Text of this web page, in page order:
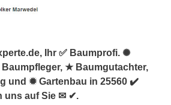
Ihr ✅ Baumprofi. ✺
Baumpfleger, ★ Baumgutachter,
und ✹ Gartenbau in 25560 ✔️
uns auf Sie ✉ ✔.